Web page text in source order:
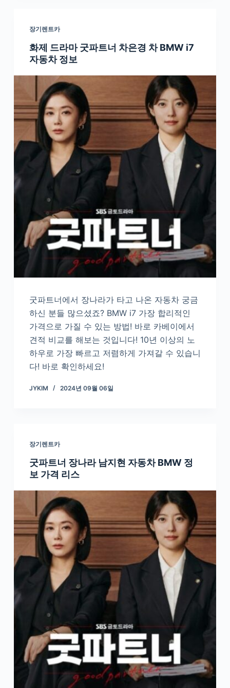
장기렌트카
화제 드라마 굿파트너 차은경 차 BMW i7
자동차 정보
굿파트너에서 장나라가 타고 나온 자동차 궁금
하신 분들 많으셨죠? BMW i7 가장 합리적인
가격으로 가질 수 있는 방법! 바로 카베이에서
견적 비교를 해보는 것입니다! 10년 이상의 노
하우로 가장 빠르고 저렴하게 가져갈 수 있습니
다! 바로 확인하세요!
JYKIM 2024년 09월 06일
장기렌트카
굿파트너 장나라 남지현 자동차 BMW 정
보 가격 리스